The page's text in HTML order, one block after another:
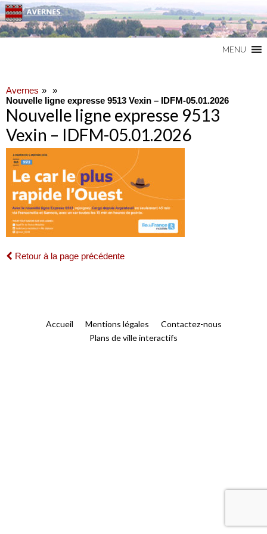
MENU
Avernes
Nouvelle ligne expresse 9513 Vexin – IDFM-05.01.2026
Nouvelle ligne expresse 9513
Vexin – IDFM-05.01.2026
Retour à la page précédente
Accueil Mentions légales
Contactez-nous
Plans de ville interactifs